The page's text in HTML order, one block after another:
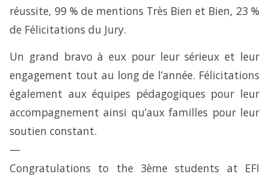
réussite, 99 % de mentions Très Bien et Bien, 23 %
de Félicitations du Jury.
Un grand bravo à eux pour leur sérieux et leur
engagement tout au long de l’année. Félicitations
également aux équipes pédagogiques pour leur
accompagnement ainsi qu’aux familles pour leur
soutien constant.
—
Congratulations to the 3ème students at EFI